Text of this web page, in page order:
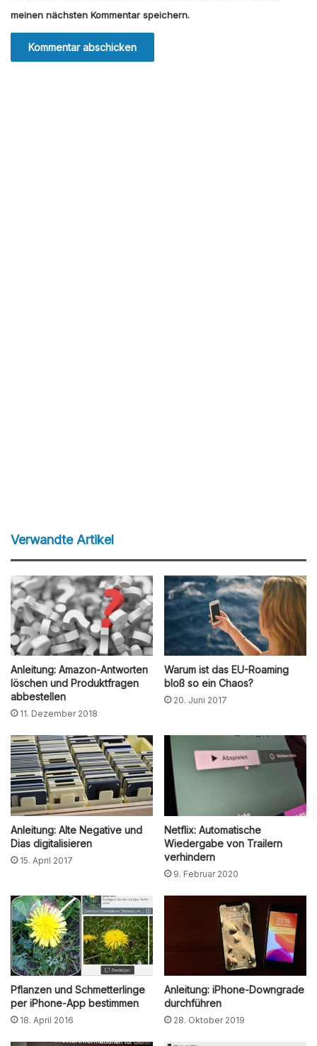
meinen nächsten Kommentar speichern.
Verwandte Artikel
Anleitung: Amazon-Antworten
löschen und Produktfragen
abbestellen
11. Dezember 2018
Warum ist das EU-Roaming
bloß so ein Chaos?
20. Juni 2017
Anleitung: Alte Negative und
Dias digitalisieren
15. April 2017
Netflix: Automatische
Wiedergabe von Trailern
verhindern
9. Februar 2020
Pflanzen und Schmetterlinge
per iPhone-App bestimmen
18. April 2016
Anleitung: iPhone-Downgrade
durchführen
28. Oktober 2019